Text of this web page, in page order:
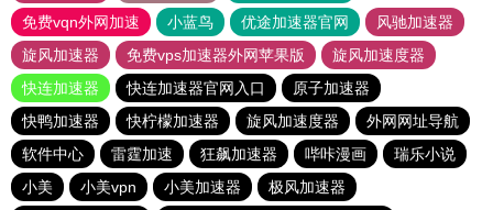
免费vqn外网加速
小蓝鸟 优途加速器官网
风驰加速器
旋风加速器
免费vps加速器外网苹果版
旋风加速度器
快连加速器
快连加速器官网入口
原子加速器
快鸭加速器
快柠檬加速器 旋风加速度器
外网网址导航
软件中心
雷霆加速 狂飙加速器 哔咔漫画
瑞乐小说
小美
小美vpn 小美加速器
极风加速器